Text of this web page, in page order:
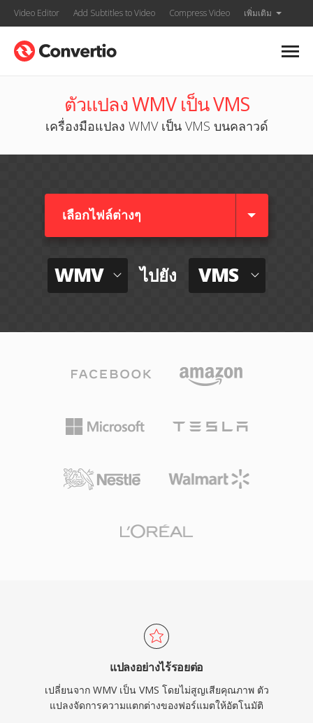
Video Editor Add Subtitles to Video Compress Video เพิ่มเติม
ตัวแปลง WMV เป็น VMS
เครื่องมือแปลง WMV เป็น VMS บนคลาวด์
เลือกไฟล์ต่างๆ​
WMV ไปยัง VMS
แปลงอย่างไร้รอยต่อ
เปลี่ยนจาก WMV เป็น VMS โดยไม่สูญเสียคุณภาพ ตัว
แปลงจัดการความแตกต่างของฟอร์แมตให้อัตโนมัติ